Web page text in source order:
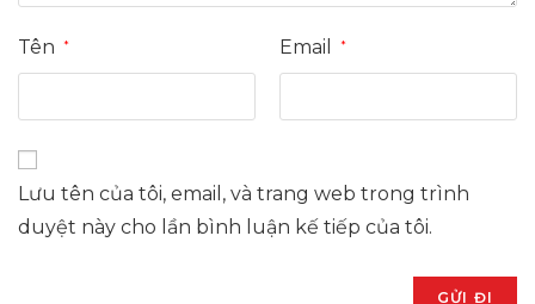
Tên * Email *
Lưu tên của tôi, email, và trang web trong trình
duyệt này cho lần bình luận kế tiếp của tôi.